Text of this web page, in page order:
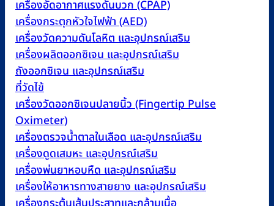
เครื่องอัดอากาศแรงดันบวก (CPAP)
เครื่องกระตุกหัวใจไฟฟ้า (AED)
เครื่องวัดความดันโลหิต และอุปกรณ์เสริม
เครื่องผลิตออกซิเจน และอุปกรณ์เสริม
ถังออกซิเจน และอุปกรณ์เสริม
ที่วัดไข้
เครื่องวัดออกซิเจนปลายนิ้ว (Fingertip Pulse
Oximeter)
เครื่องตรวจน้ำตาลในเลือด และอุปกรณ์เสริม
เครื่องดูดเสมหะ และอุปกรณ์เสริม
เครื่องพ่นยาหอบหืด และอุปกรณ์เสริม
เครื่องให้อาหารทางสายยาง และอุปกรณ์เสริม